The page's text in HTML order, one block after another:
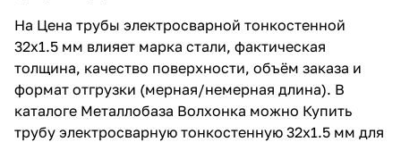
На Цена трубы электросварной тонкостенной
32х1.5 мм влияет марка стали, фактическая
толщина, качество поверхности, объём заказа и
формат отгрузки (мерная/немерная длина). В
каталоге Металлобаза Волхонка можно Купить
трубу электросварную тонкостенную 32х1.5 мм для